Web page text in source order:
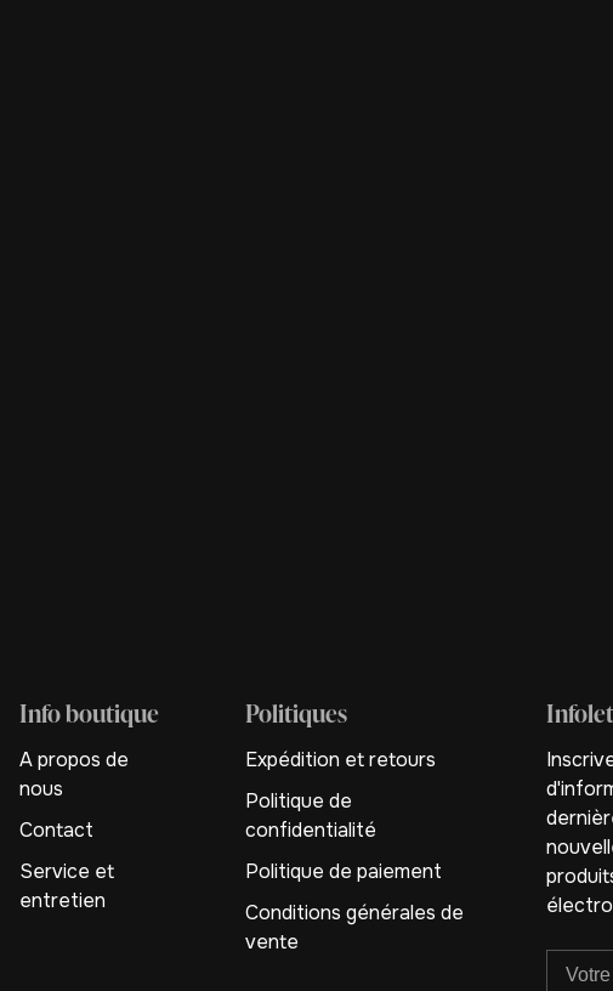
Info boutique
A propos de
nous
Contact
Service et
entretien
Politiques
Expédition et retours
Politique de
confidentialité
Politique de paiement
Conditions générales de
vente